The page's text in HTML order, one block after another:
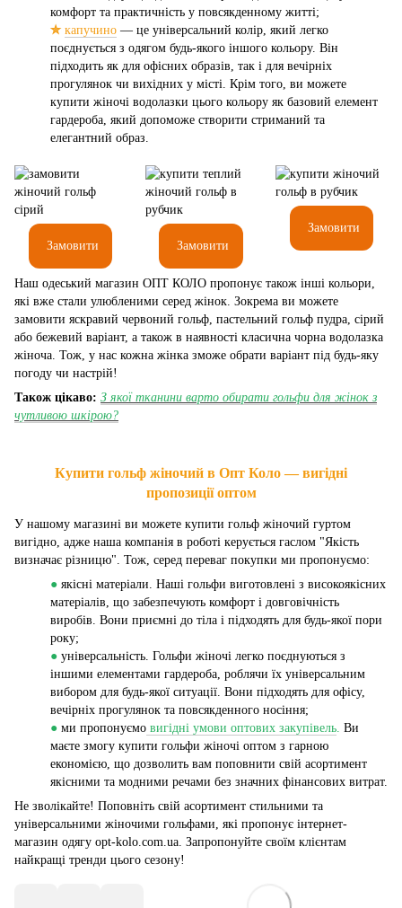
комфорт та практичність у повсякденному житті;
✮ капучино — це універсальний колір, який легко
поєднується з одягом будь-якого іншого кольору. Він
підходить як для офісних образів, так і для вечірніх
прогулянок чи вихідних у місті. Крім того, ви можете
купити жіночі водолазки цього кольору як базовий елемент
гардероба, який допоможе створити стриманий та
елегантний образ.
Замовити Замовити
Замовити
Наш одеський магазин ОПТ КОЛО пропонує також інші кольори,
які вже стали улюбленими серед жінок. Зокрема ви можете
замовити яскравий червоний гольф, пастельний гольф пудра, сірий
або бежевий варіант, а також в наявності класична чорна водолазка
жіноча. Тож, у нас кожна жінка зможе обрати варіант під будь-яку
погоду чи настрій!
Також цікаво: З якої тканини варто обирати гольфи для жінок з
чутливою шкірою?
Купити гольф жіночий в Опт Коло — вигідні
пропозиції оптом
У нашому магазині ви можете купити гольф жіночий гуртом
вигідно, адже наша компанія в роботі керується гаслом "Якість
визначає різницю". Тож, серед переваг покупки ми пропонуємо:
● якісні матеріали. Наші гольфи виготовлені з високоякісних
матеріалів, що забезпечують комфорт і довговічність
виробів. Вони приємні до тіла і підходять для будь-якої пори
року;
● універсальність. Гольфи жіночі легко поєднуються з
іншими елементами гардероба, роблячи їх універсальним
вибором для будь-якої ситуації. Вони підходять для офісу,
вечірніх прогулянок та повсякденного носіння;
● ми пропонуємо вигідні умови оптових закупівель. Ви
маєте змогу купити гольфи жіночі оптом з гарною
економією, що дозволить вам поповнити свій асортимент
якісними та модними речами без значних фінансових витрат.
Не зволікайте! Поповніть свій асортимент стильними та
універсальними жіночими гольфами, які пропонує інтернет-
магазин одягу opt-kolo.com.ua. Запропонуйте своїм клієнтам
найкращі тренди цього сезону!